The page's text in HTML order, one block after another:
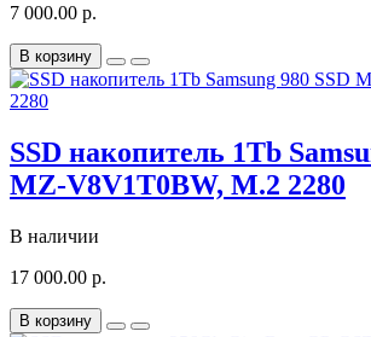
7 000.00 р.
В корзину
SSD накопитель 1Tb
MZ-V8V1T0BW, M.2 2280
В наличии
17 000.00 р.
В корзину